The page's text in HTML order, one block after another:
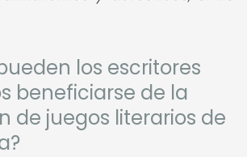
los escritores
beneficiarse de la
de juegos literarios de